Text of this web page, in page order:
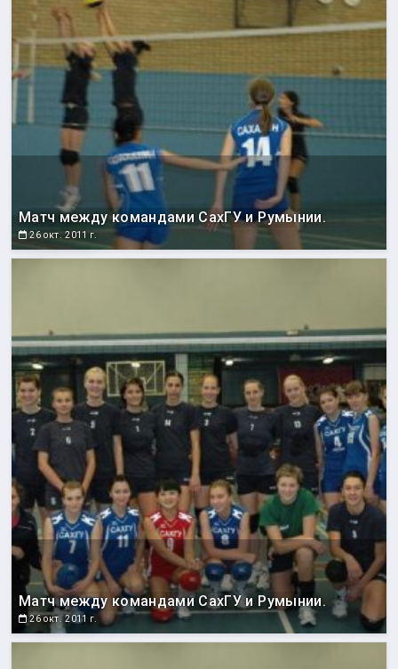
Матч между командами СахГУ и Румынии.
26 окт. 2011 г.
Матч между командами СахГУ и Румынии.
26 окт. 2011 г.